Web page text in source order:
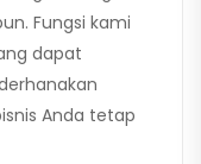
Fungsi kami
dapat
Anda tetap